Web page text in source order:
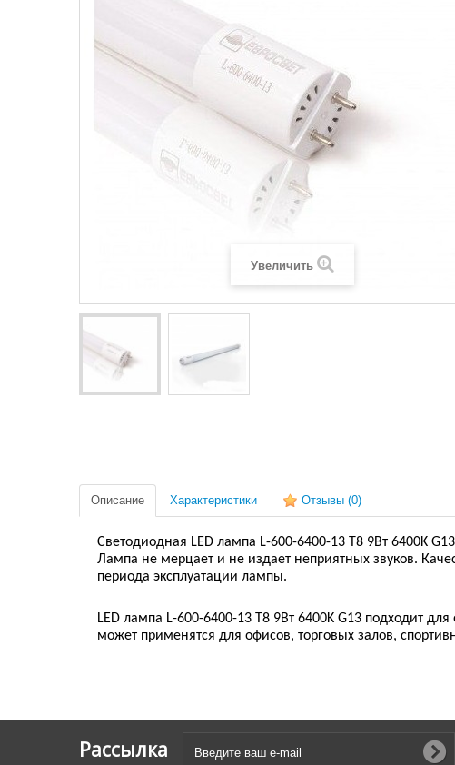
Увеличить
Описание Характеристики Отзывы (0)
Светодиодная LED лампа L-600-6400-13 T8 9Вт 6400K
Лампа не мерцает и не издает неприятных звуков.
периода эксплуатации лампы.
LED лампа L-600-6400-13 T8 9Вт 6400K G13 подходит
может применятся для офисов, торговых залов,
Рассылка